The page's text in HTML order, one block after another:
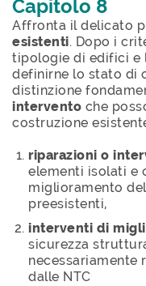
Capitolo 8
Affronta il delicato
esistenti. Dopo i
tipologie di edifici e
definirne lo stato di
distinzione
intervento che
costruzione
riparazioni o
elementi isolati e
miglioramento
preesistenti,
interventi di
sicurezza
necessariamente
dalle NTC